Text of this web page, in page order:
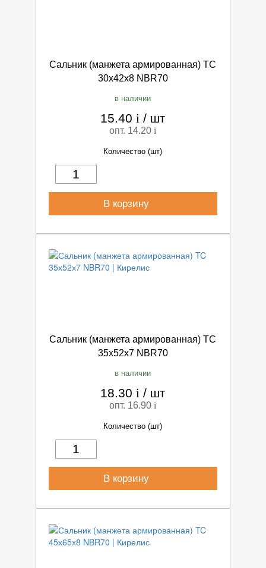
Сальник (манжета армированная) TC
30х42х8 NBR70
в наличии
15.40i / шт
опт. 14.20i
Количество (шт)
В корзину
Сальник (манжета армированная) TC
35х52х7 NBR70
в наличии
18.30i / шт
опт. 16.90i
Количество (шт)
В корзину